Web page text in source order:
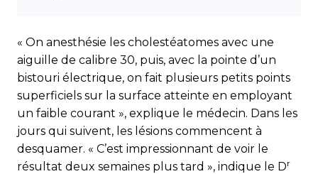
« On anesthésie les cholestéatomes avec une
aiguille de calibre 30, puis, avec la pointe d’un
bistouri électrique, on fait plusieurs petits points
superficiels sur la surface atteinte en employant
un faible courant », explique le médecin. Dans les
jours qui suivent, les lésions commencent à
desquamer. « C’est impressionnant de voir le
résultat deux semaines plus tard », indique le Dr